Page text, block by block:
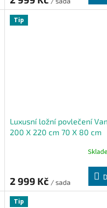
Tip
Luxusní ložní povlečení
200 X 220 cm 70 X 80 cm
2 999 Kč / sada
Tip